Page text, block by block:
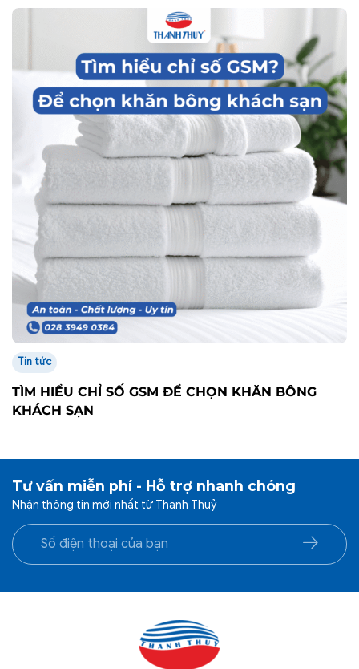
Tin tức
TÌM HIỂU CHỈ SỐ GSM ĐỂ CHỌN KHĂN BÔNG
KHÁCH SẠN
Tư vấn miễn phí - Hỗ trợ nhanh chóng
Nhận thông tin mới nhất từ Thanh Thuỷ